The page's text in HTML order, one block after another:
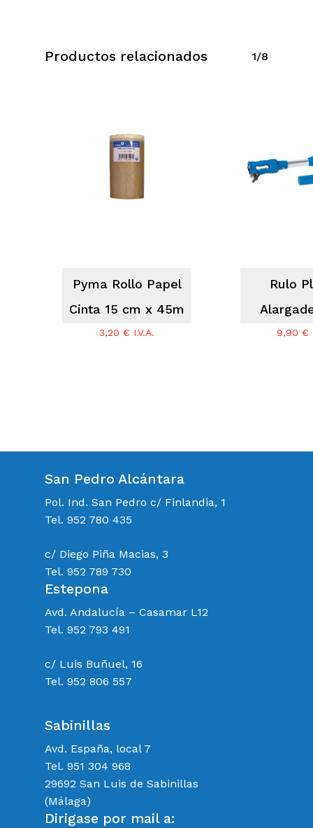
No hay productos en el carrito.
Productos relacionados 1/8
Pyma Rollo Papel
Cinta 15 cm x 45m
3,20 € I.V.A.
Rulo
9,90 €
San Pedro Alcántara
Pol. Ind. San Pedro c/ Finlandia, 1
Tel. 952 780 435
c/ Diego Piña Macias, 3
Tel. 952 789 730
Estepona
Avd. Andalucía – Casamar L12
Tel. 952 793 491
c/ Luis Buñuel, 16
Tel. 952 806 557
Sabinillas
Avd. España, local 7
Tel. 951 304 968
29692 San Luis de Sabinillas
(Málaga)
Dirigase por mail a: